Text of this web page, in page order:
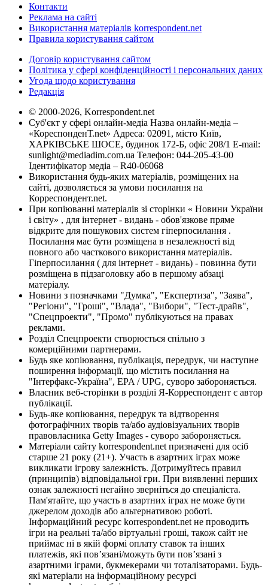
Контакти
Реклама на сайті
Використання матеріалів korrespondent.net
Правила користування сайтом
Договір користування сайтом
Політика у сфері конфіденційності і персональних даних
Угода щодо користування
Редакція
© 2000-2026, Korrespondent.net
Суб'єкт у сфері онлайн-медіа Назва онлайн-медіа –
«КореспонденТ.net» Адреса: 02091, місто Київ,
ХАРКІВСЬКЕ ШОСЕ, будинок 172-Б, офіс 208/1 E-mail:
sunlight@mediadim.com.ua Телефон: 044-205-43-00
Ідентифікатор медіа – R40-06068
Використання будь-яких матеріалів, розміщених на
сайті, дозволяється за умови посилання на
Корреспондент.net.
При копіюванні матеріалів зі сторінки « Новини України
і світу» , для інтернет - видань - обов'язкове пряме
відкрите для пошукових систем гіперпосилання .
Посилання має бути розміщена в незалежності від
повного або часткового використання матеріалів.
Гіперпосилання ( для інтернет - видань) - повинна бути
розміщена в підзаголовку або в першому абзаці
матеріалу.
Новини з позначками "Думка", "Експертиза", "Заява",
"Регіони", "Гроші", "Влада", "Вибори", "Тест-драйв",
"Спецпроекти", "Промо" публікуються на правах
реклами.
Розділ Спецпроекти створюється спільно з
комерційними партнерами.
Будь яке копіювання, публікація, передрук, чи наступне
поширення інформації, що містить посилання на
"Інтерфакс-Україна", EPA / UPG, суворо забороняється.
Власник веб-сторінки в розділі Я-Корреспондент є автор
публікації.
Будь-яке копіювання, передрук та відтворення
фотографічних творів та/або аудіовізуальних творів
правовласника Getty Images - суворо забороняється.
Матеріали сайту korrespondent.net призначені для осіб
старше 21 року (21+). Участь в азартних іграх може
викликати ігрову залежність. Дотримуйтесь правил
(принципів) відповідальної гри. При виявленні перших
ознак залежності негайно зверніться до спеціаліста.
Пам'ятайте, що участь в азартних іграх не може бути
джерелом доходів або альтернативою роботі.
Інформаційний ресурс korrespondent.net не проводить
ігри на реальні та/або віртуальні гроші, також сайт не
приймає ні в якій формі оплату ставок та інших
платежів, які пов’язані/можуть бути пов’язані з
азартними іграми, букмекерами чи тоталізаторами. Будь-
які матеріали на інформаційному ресурсі